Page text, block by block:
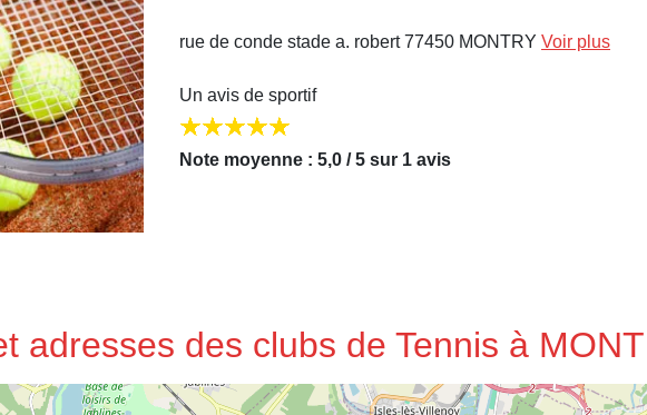
rue de conde stade a. robert 77450 MONTRY Voir plus
Un avis de sportif
Note moyenne : 5,0 / 5 sur 1 avis
adresses des clubs de Tennis à